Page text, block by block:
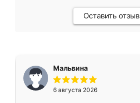
Оставить отзыв
Мальвина
6 августа 2026